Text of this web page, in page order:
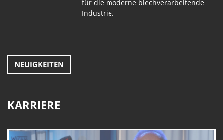
für die moderne blechverarbeitende
Industrie.
NEUIGKEITEN
KARRIERE